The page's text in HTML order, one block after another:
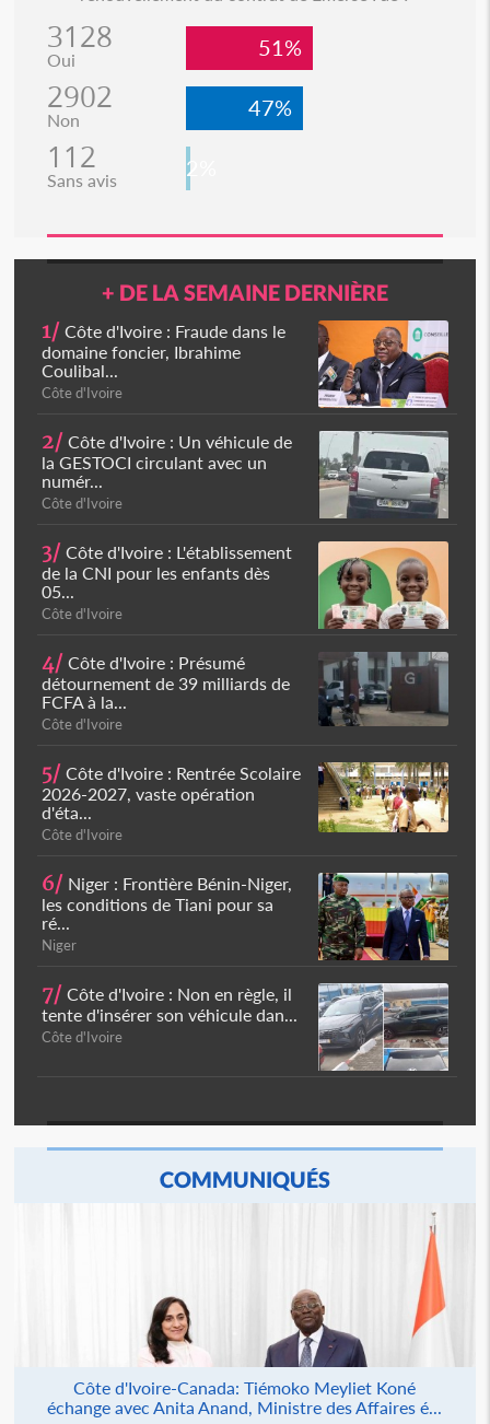
3128
Oui 51%
2902
Non 47%
112
Sans avis 2%
+ DE LA SEMAINE DERNIÈRE
1/ Côte d'Ivoire : Fraude dans le
domaine foncier, Ibrahime
Coulibal...
Côte d'Ivoire
2/ Côte d'Ivoire : Un véhicule de
la GESTOCI circulant avec un
numér...
Côte d'Ivoire
3/ Côte d'Ivoire : L'établissement
de la CNI pour les enfants dès
05...
Côte d'Ivoire
4/ Côte d'Ivoire : Présumé
détournement de 39 milliards de
FCFA à la...
Côte d'Ivoire
5/ Côte d'Ivoire : Rentrée Scolaire
2026-2027, vaste opération
d'éta...
Côte d'Ivoire
6/ Niger : Frontière Bénin-Niger,
les conditions de Tiani pour sa
ré...
Niger
7/ Côte d'Ivoire : Non en règle, il
tente d'insérer son véhicule dan...
Côte d'Ivoire
COMMUNIQUÉS
Côte d'Ivoire-Canada: Tiémoko Meyliet Koné
échange avec Anita Anand, Ministre des Affaires é...